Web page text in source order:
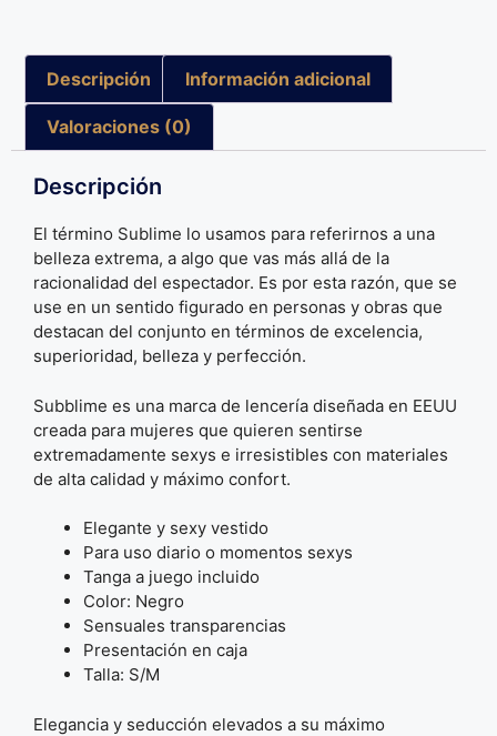
Descripción Información adicional
Valoraciones (0)
Descripción
El término Sublime lo usamos para referirnos a una
belleza extrema, a algo que vas más allá de la
racionalidad del espectador. Es por esta razón, que se
use en un sentido figurado en personas y obras que
destacan del conjunto en términos de excelencia,
superioridad, belleza y perfección.
Subblime es una marca de lencería diseñada en EEUU
creada para mujeres que quieren sentirse
extremadamente sexys e irresistibles con materiales
de alta calidad y máximo confort.
Elegante y sexy vestido
Para uso diario o momentos sexys
Tanga a juego incluido
Color: Negro
Sensuales transparencias
Presentación en caja
Talla: S/M
Elegancia y seducción elevados a su máximo